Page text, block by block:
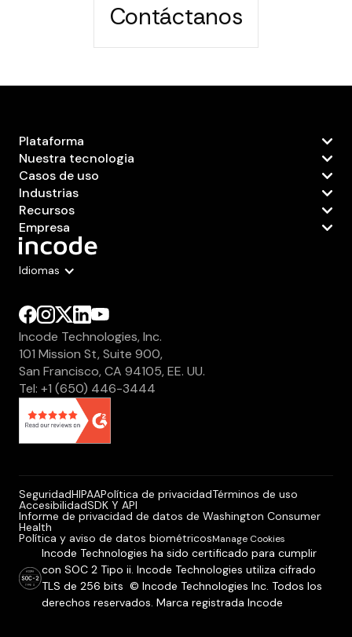
Contáctanos
Idiomas
Incode Technologies, Inc.
101 Mission St, Suite 900,
San Francisco, CA 94105, EE. UU.
Tel: +1 (650) 446-3444
Plataforma
Nuestra tecnologia
Casos de uso
Industrias
Recursos
Empresa
SeguridadHIPAAPolítica de privacidadTérminos de uso
AccesibilidadSDK Y API
Informe de privacidad de datos de Washington Consumer
Health
Política y aviso de datos biométricosManage Cookies
Incode Technologies ha sido certificado para cumplir
con SOC 2 Tipo ii. Incode Technologies utiliza cifrado
TLS de 256 bits © Incode Technologies Inc. Todos los
derechos reservados. Marca registrada Incode